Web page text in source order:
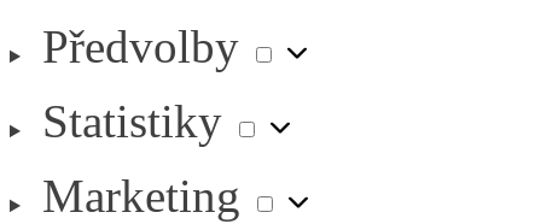
Předvolby
Statistiky
Marketing